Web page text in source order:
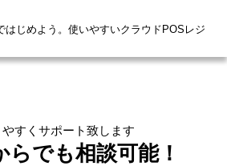
はじめよう。使いやすいクラウドPOSレジ
すくサポート致します
でも相談可能！